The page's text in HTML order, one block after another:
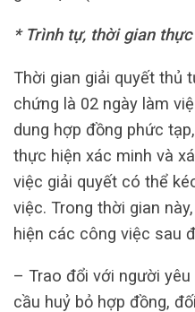
* Trình tự, thời gian
Thời gian giải quyết thủ
chứng là 02 ngày làm
dung hợp đồng phức
thực hiện xác minh và
việc giải quyết có thể
việc. Trong thời gian
hiện các công việc sau
– Trao đổi với người
cầu huỷ bỏ hợp đồng,